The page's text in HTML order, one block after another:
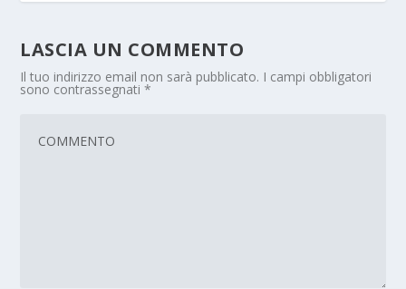
LASCIA UN COMMENTO
Il tuo indirizzo email non sarà pubblicato. I campi obbligatori
sono contrassegnati*